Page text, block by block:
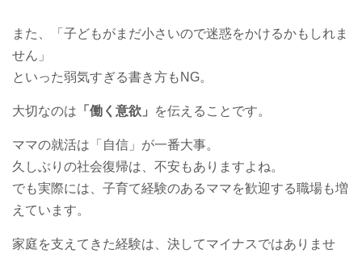
また、「子どもがまだ小さいので迷惑をかけるかもしれま
せん」
といった弱気すぎる書き方もNG。
大切なのは 「働く意欲」 を伝えることです。
ママの就活は「自信」が一番大事。
久しぶりの社会復帰は、不安もありますよね。
でも実際には、子育て経験のあるママを歓迎する職場も増
えています。
家庭を支えてきた経験は、決してマイナスではありませ